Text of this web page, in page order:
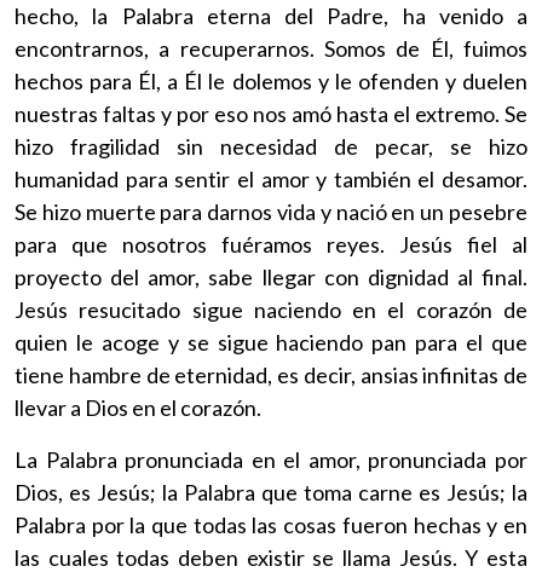
hecho, la Palabra eterna del Padre, ha venido a
encontrarnos, a recuperarnos. Somos de Él, fuimos
hechos para Él, a Él le dolemos y le ofenden y duelen
nuestras faltas y por eso nos amó hasta el extremo. Se
hizo fragilidad sin necesidad de pecar, se hizo
humanidad para sentir el amor y también el desamor.
Se hizo muerte para darnos vida y nació en un pesebre
para que nosotros fuéramos reyes. Jesús fiel al
proyecto del amor, sabe llegar con dignidad al final.
Jesús resucitado sigue naciendo en el corazón de
quien le acoge y se sigue haciendo pan para el que
tiene hambre de eternidad, es decir, ansias infinitas de
llevar a Dios en el corazón.
La Palabra pronunciada en el amor, pronunciada por
Dios, es Jesús; la Palabra que toma carne es Jesús; la
Palabra por la que todas las cosas fueron hechas y en
las cuales todas deben existir se llama Jesús. Y esta